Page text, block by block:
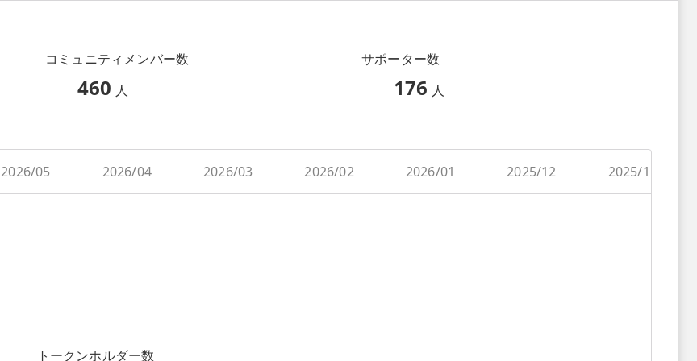
コミュニティメンバー数
460 人
サポーター数
176 人
2026/05 2026/04 2026/03 2026/02 2026/01 2025/12 2025/11
トークンホルダー数